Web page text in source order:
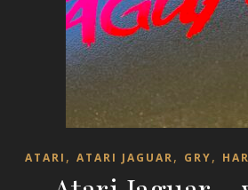
ATARI , ATARI JAGUAR, GRY,